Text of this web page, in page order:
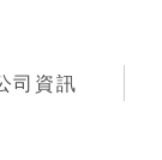
司資訊